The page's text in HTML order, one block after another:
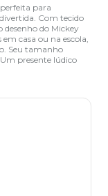
para
Com tecido
do Mickey
casa ou na escola,
Seu tamanho
presente lúdico